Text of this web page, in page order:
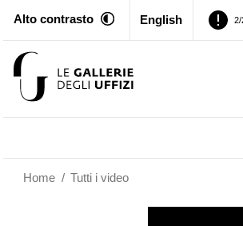
Alto contrasto English 1/
Home / Tutti i video